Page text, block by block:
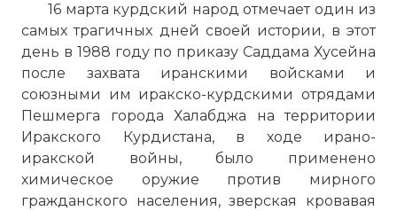
16 марта курдский народ отмечает один из
самых трагичных дней своей истории, в этот
день в 1988 году по приказу Саддама Хусейна
после захвата иранскими войсками и
союзными им иракско-курдскими отрядами
Пешмерга города Халабджа на территории
Иракского Курдистана, в ходе ирано-
иракской войны, было применено
химическое оружие против мирного
гражданского населения, зверская кровавая